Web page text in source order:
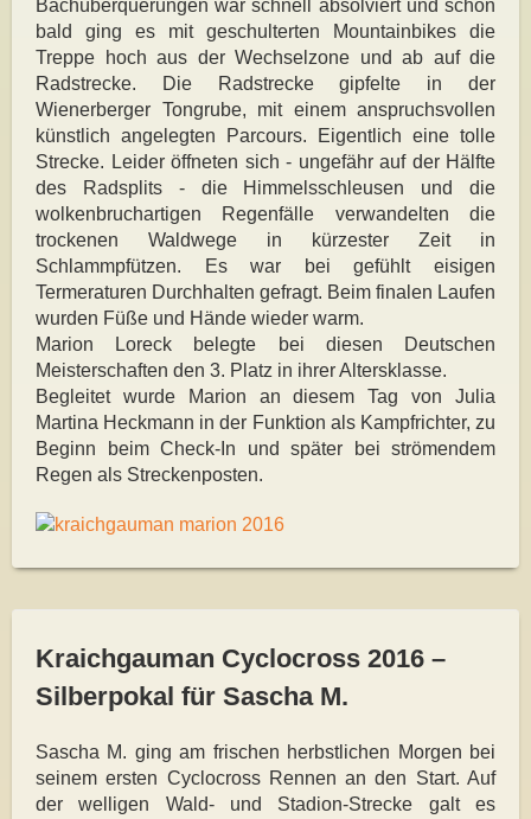
Bachüberquerungen war schnell absolviert und schon
bald ging es mit geschulterten Mountainbikes die
Treppe hoch aus der Wechselzone und ab auf die
Radstrecke. Die Radstrecke gipfelte in der
Wienerberger Tongrube, mit einem anspruchsvollen
künstlich angelegten Parcours. Eigentlich eine tolle
Strecke. Leider öffneten sich - ungefähr auf der Hälfte
des Radsplits - die Himmelsschleusen und die
wolkenbruchartigen Regenfälle verwandelten die
trockenen Waldwege in kürzester Zeit in
Schlammpfützen. Es war bei gefühlt eisigen
Termeraturen Durchhalten gefragt. Beim finalen Laufen
wurden Füße und Hände wieder warm.
Marion Loreck belegte bei diesen Deutschen
Meisterschaften den 3. Platz in ihrer Altersklasse.
Begleitet wurde Marion an diesem Tag von Julia
Martina Heckmann in der Funktion als Kampfrichter, zu
Beginn beim Check-In und später bei strömendem
Regen als Streckenposten.
Kraichgauman Cyclocross 2016 –
Silberpokal für Sascha M.
Sascha M. ging am frischen herbstlichen Morgen bei
seinem ersten Cyclocross Rennen an den Start. Auf
der welligen Wald- und Stadion-Strecke galt es